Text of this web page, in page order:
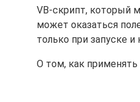
VB-скрипт, который
может оказаться
только при запуске
О том, как